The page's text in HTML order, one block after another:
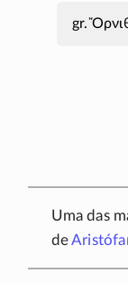
Uma das
de